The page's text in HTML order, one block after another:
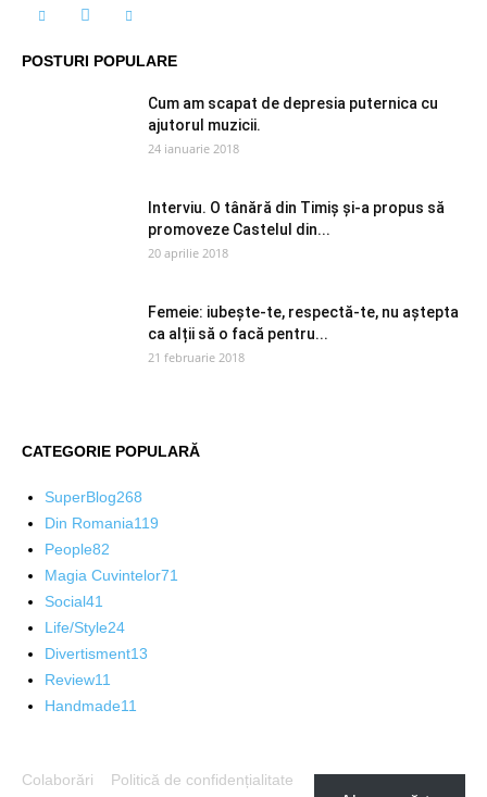
POSTURI POPULARE
Cum am scapat de depresia puternica cu
ajutorul muzicii.
24 ianuarie 2018
Interviu. O tânără din Timiș și-a propus să
promoveze Castelul din...
20 aprilie 2018
Femeie: iubește-te, respectă-te, nu aștepta
ca alții să o facă pentru...
21 februarie 2018
CATEGORIE POPULARĂ
SuperBlog268
Din Romania119
People82
Magia Cuvintelor71
Social41
Life/Style24
Divertisment13
Review11
Handmade11
Colaborări Politică de confidențialitate